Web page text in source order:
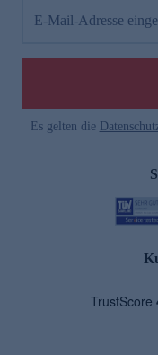
E-Mail-Adresse
Es gelten die